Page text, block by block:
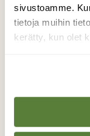
sivustoamme.
tietoja muihin
kerätty, kun olet
Peura ihaili